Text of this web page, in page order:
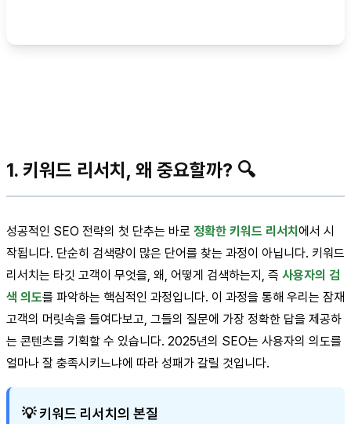
1. 키워드 리서치, 왜 중요할까? 🔍
성공적인 SEO 전략의 첫 단추는 바로 정확한 키워드 리서치 에서 시
작됩니다. 단순히 검색량이 많은 단어를 찾는 과정이 아닙니다. 키워드
리서치는 타깃 고객이 무엇을, 왜, 어떻게 검색하는지, 즉 사용자의 검
색 의도를 파악하는 핵심적인 과정입니다. 이 과정을 통해 우리는 잠재
고객의 머릿속을 들여다보고, 그들의 질문에 가장 정확한 답을 제공하
는 콘텐츠를 기획할 수 있습니다. 2025년의 SEO는 사용자의 의도를
얼마나 잘 충족시키느냐에 따라 성패가 갈릴 것입니다.
💡 키워드 리서치의 본질